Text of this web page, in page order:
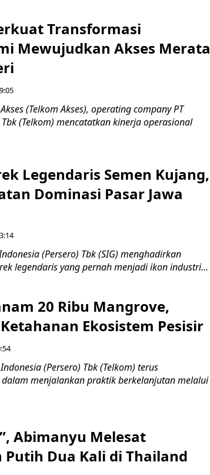
Transformasi
Mewujudkan Akses Merata
(Telkom Akses), operating company PT
(Telkom) mencatatkan kinerja operasional
Legendaris Semen Kujang,
Dominasi Pasar Jawa
(Persero) Tbk (SIG) menghadirkan
legendaris yang pernah menjadi ikon industri...
20 Ribu Mangrove,
Ekosistem Pesisir
Indonesia (Persero) Tbk (Telkom) terus
menjalankan praktik berkelanjutan melalui
Abimanyu Melesat
Dua Kali di Thailand